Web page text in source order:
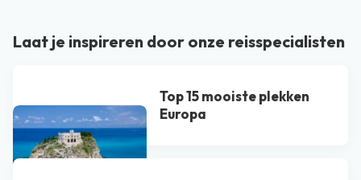
Laat je inspireren door onze reisspecialisten
Top 15 mooiste plekken
Europa